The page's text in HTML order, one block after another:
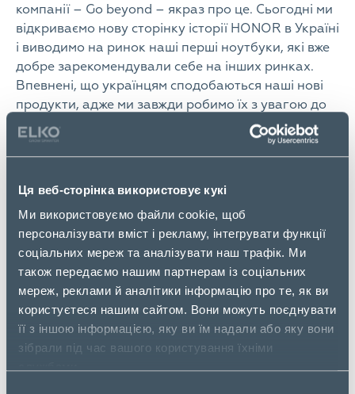
Ця веб-сторінка використовує кукі
Ми використовуємо файли cookie, щоб
персоналізувати вміст і рекламу, інтегрувати функції
соціальних мереж та аналізувати наш трафік. Ми
також передаємо нашим партнерам із соціальних
мереж, реклами й аналітики інформацію про те, як ви
користуєтеся нашим сайтом. Вони можуть поєднувати
її з іншою інформацією, яку ви їм надали або яку вони
зібрали під час вашого користування їхніми
компанії – Go beyond – якраз про це. Сьогодні ми
відкриваємо нову сторінку історії HONOR в Україні
і виводимо на ринок наші перші ноутбуки, які вже
добре зарекомендували себе на інших ринках.
Впевнені, що українцям сподобаються наші нові
продукти, адже ми завжди робимо їх з увагою до
деталей та у відповідності з найвищими
стандартами. Завдяки партнеру в особі ELKO
Ukraine компанія HONOR забезпечить якісний
часом ми маємо намір розширити лінійку
пристроїв в Україні”Сунь Цзiнфей,Директор з
розвитку бренду HONOR в Білорусі, Україні,
країнах Кавказу і Середньої Азії
“Ми раді підписанню дистриб’юторського
контракту з таким перспективним для
українського ринку брендом, як HONOR. Удвічі
приємно, що в період активного глобального